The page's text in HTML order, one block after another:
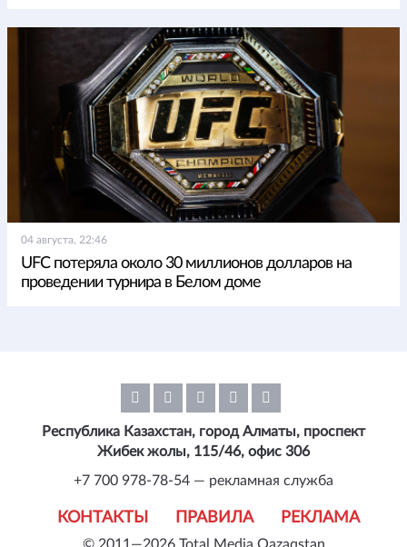
04 августа, 22:46
UFC потеряла около 30 миллионов долларов на
проведении турнира в Белом доме
КОНТАКТЫ ПРАВИЛА РЕКЛАМА
Республика Казахстан, город Алматы, проспект
Жибек жолы, 115/46, офис 306
+7 700 978-78-54 — рекламная служба